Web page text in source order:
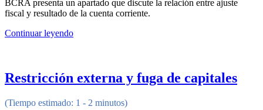
BCRA presenta un apartado que discute la relación entre ajuste
fiscal y resultado de la cuenta corriente.
Continuar leyendo
Restricción externa y fuga de capitales
(Tiempo estimado: 1 - 2 minutos)